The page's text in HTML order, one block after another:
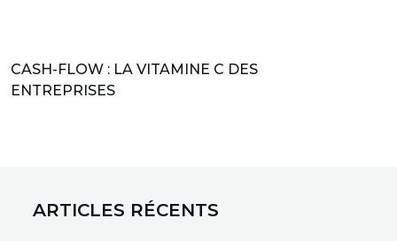
CASH-FLOW : LA VITAMINE C DES
ENTREPRISES
ARTICLES RÉCENTS